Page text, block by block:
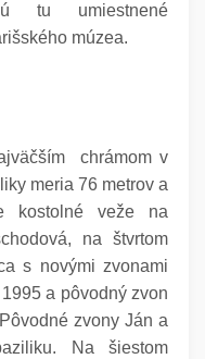
tu umiestnené
múzea.
chrámom v
meria 76 metrov a
kostolné veže na
na štvrtom
s novými zvonami
a pôvodný zvon
zvony Ján a
Na šiestom